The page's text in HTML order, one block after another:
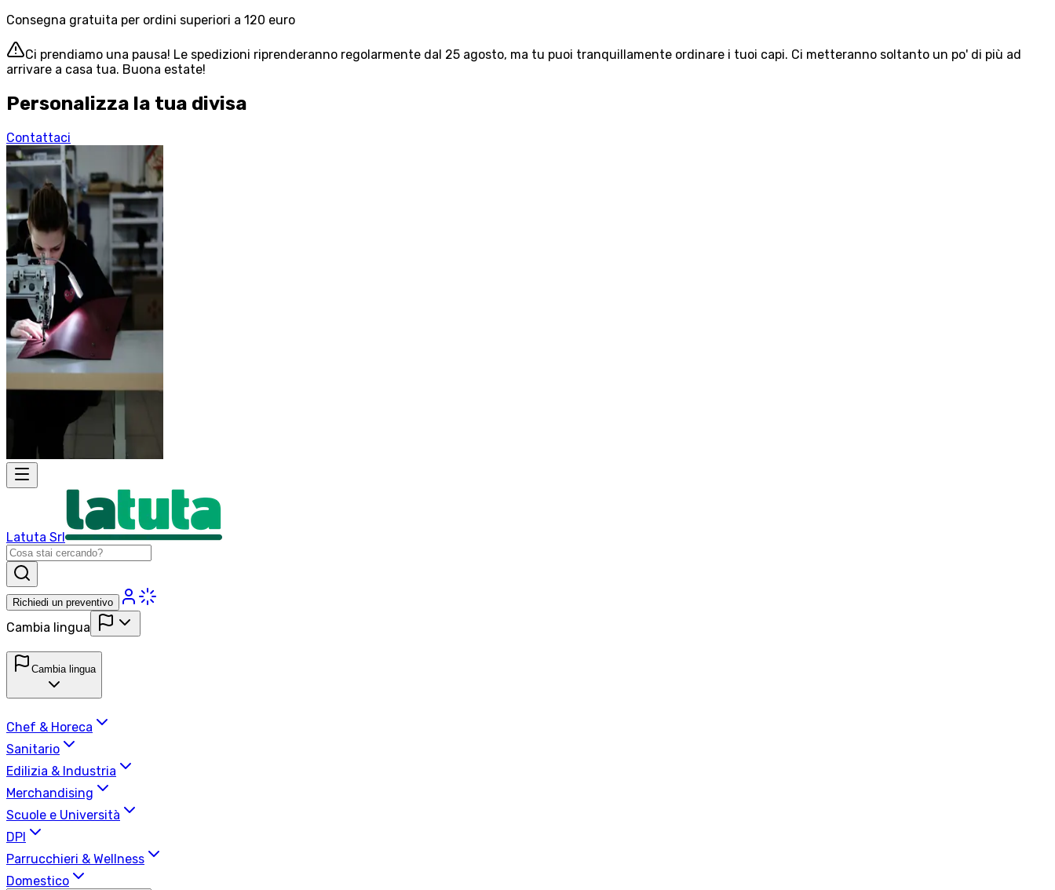
Consegna gratuita per ordini superiori a 120 euro
Ci prendiamo una pausa! Le spedizioni riprenderanno regolarmente dal 25 agosto, ma tu puoi tranquillamente ordinare i tuoi capi. Ci metteranno soltanto un po' di più ad
arrivare a casa tua. Buona estate!
Personalizza la tua divisa
Contattaci
Latuta Srl
Richiedi un preventivo
Cambia lingua
Cambia lingua
Chef & Horeca
Sanitario
Edilizia & Industria
Merchandising
Scuole e Università
DPI
Parrucchieri & Wellness
Domestico